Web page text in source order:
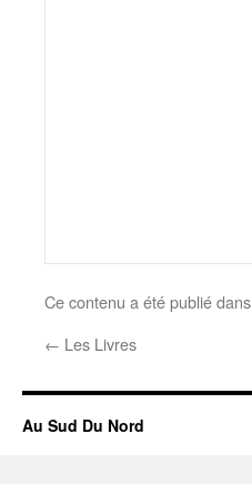
Ce contenu a été publié dans
← Les Livres
Au Sud Du Nord